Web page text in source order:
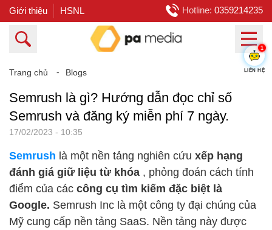
Giới thiệu HSNL Hotline: 0359214235
Trang chủ ⁃ Blogs
Semrush là gì? Hướng dẫn đọc chỉ số
Semrush và đăng ký miễn phí 7 ngày.
17/02/2023 - 10:35
Semrush là một nền tảng nghiên cứu xếp hạng
đánh giá giữ liệu từ khóa , phỏng đoán cách tính
điểm của các công cụ tìm kiếm đặc biệt là
Google. Semrush Inc là một công ty đại chúng của
Mỹ cung cấp nền tảng SaaS. Nền tảng này được
1
LIÊN HỆ